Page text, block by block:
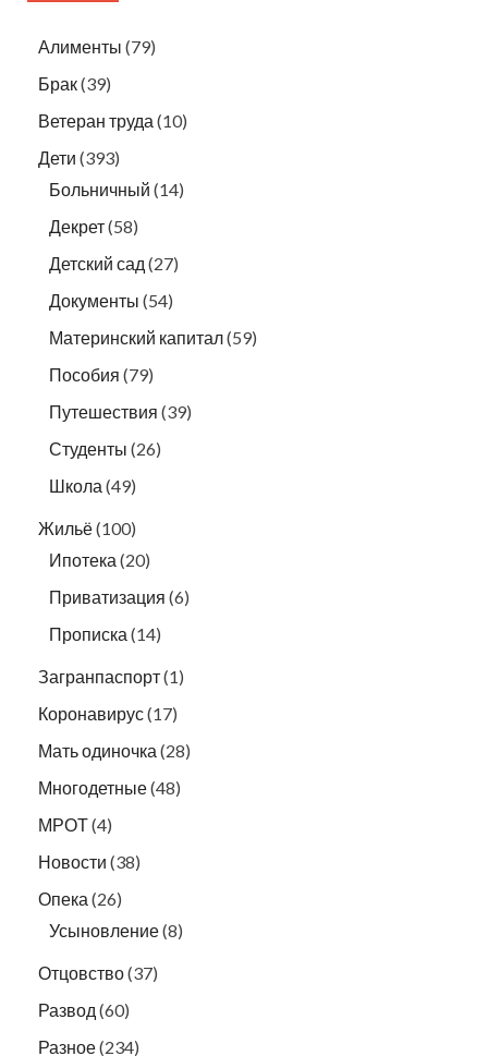
Алименты (79)
Брак(39)
Ветеран труда (10)
Дети (393)
Больничный (14)
Декрет(58)
Детский сад (27)
Документы (54)
Материнский капитал(59)
Пособия (79)
Путешествия (39)
Студенты (26)
Школа (49)
Жильё(100)
Ипотека (20)
Приватизация (6)
Прописка (14)
Загранпаспорт(1)
Коронавирус(17)
Мать одиночка (28)
Многодетные(48)
МРОТ(4)
Новости (38)
Опека (26)
Усыновление(8)
Отцовство(37)
Развод (60)
Разное(234)